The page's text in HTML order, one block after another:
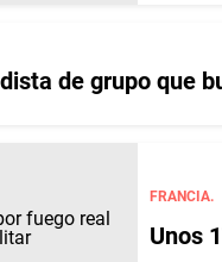
de grupo que
FRANCIA.
Unos